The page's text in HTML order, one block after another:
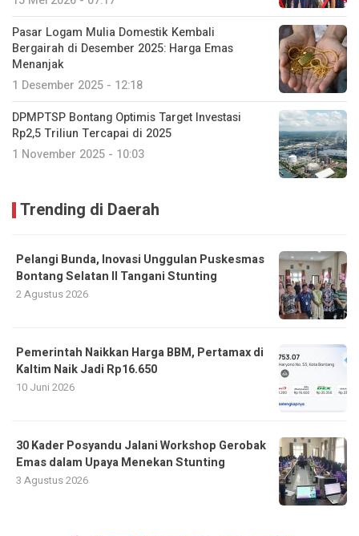
Pasar Logam Mulia Domestik Kembali
Bergairah di Desember 2025: Harga Emas
Menanjak
1 Desember 2025 - 12:18
DPMPTSP Bontang Optimis Target Investasi
Rp2,5 Triliun Tercapai di 2025
1 November 2025 - 10:03
Trending di Daerah
Pelangi Bunda, Inovasi Unggulan Puskesmas
Bontang Selatan II Tangani Stunting
2 Agustus 2026
Pemerintah Naikkan Harga BBM, Pertamax di
Kaltim Naik Jadi Rp16.650
10 Juni 2026
30 Kader Posyandu Jalani Workshop Gerobak
Emas dalam Upaya Menekan Stunting
3 Agustus 2026